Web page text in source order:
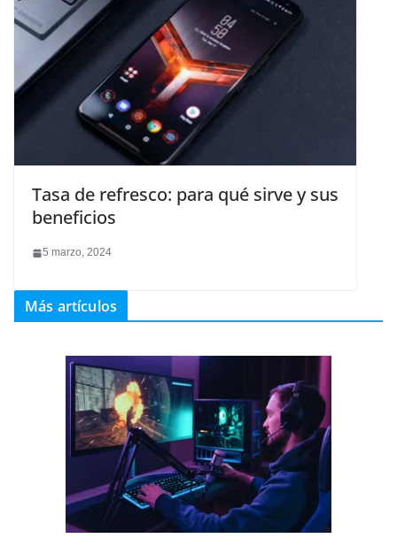
Tasa de refresco: para qué sirve y sus
beneficios
5 marzo, 2024
Más artículos